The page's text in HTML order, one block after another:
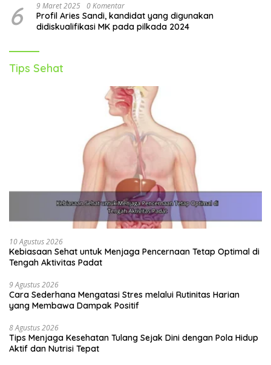
6 9 Maret 2025 0 Komentar
Profil Aries Sandi, kandidat yang digunakan
didiskualifikasi MK pada pilkada 2024
Tips Sehat
10 Agustus 2026
Kebiasaan Sehat untuk Menjaga Pencernaan Tetap Optimal di
Tengah Aktivitas Padat
9 Agustus 2026
Cara Sederhana Mengatasi Stres melalui Rutinitas Harian
yang Membawa Dampak Positif
8 Agustus 2026
Tips Menjaga Kesehatan Tulang Sejak Dini dengan Pola Hidup
Aktif dan Nutrisi Tepat